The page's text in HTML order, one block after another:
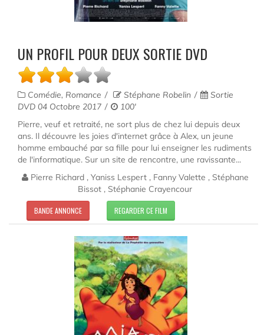
UN PROFIL POUR DEUX SORTIE DVD
Comédie, Romance Stéphane Robelin
Sortie
DVD 04 Octobre 2017
100'
Pierre, veuf et retraité, ne sort plus de chez lui depuis deux
ans. Il découvre les joies d'internet grâce à Alex, un jeune
homme embauché par sa fille pour lui enseigner les rudiments
de l'informatique. Sur un site de rencontre, une ravissante...
Pierre Richard , Yaniss Lespert , Fanny Valette , Stéphane
Bissot , Stéphanie Crayencour
BANDE ANNONCE REGARDER CE FILM